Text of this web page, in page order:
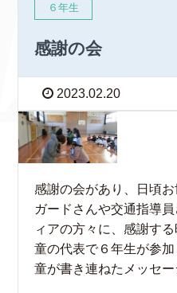
６年生
感謝の会
2023.02.20
感謝の会があり、日頃
ガードさんや交通指導
ィアの方々に、感謝す
童の代表で６年生が参
童が書き連ねたメッセ